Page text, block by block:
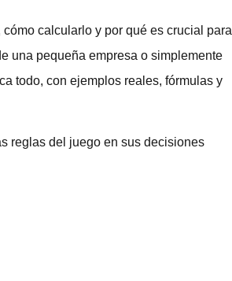
calcularlo y por qué es crucial para
una pequeña empresa o simplemente
todo, con ejemplos reales, fórmulas y
reglas del juego en sus decisiones